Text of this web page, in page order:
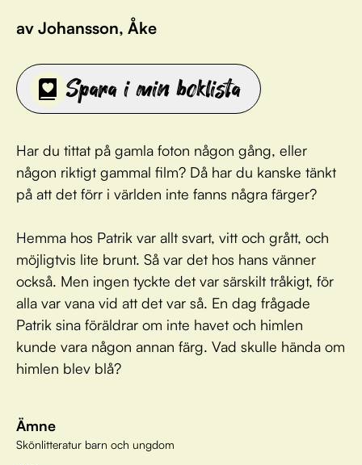
av Johansson, Åke
Spara i min boklista
Har du tittat på gamla foton någon gång, eller
någon riktigt gammal film? Då har du kanske tänkt
på att det förr i världen inte fanns några färger?
Hemma hos Patrik var allt svart, vitt och grått, och
möjligtvis lite brunt. Så var det hos hans vänner
också. Men ingen tyckte det var särskilt tråkigt, för
alla var vana vid att det var så. En dag frågade
Patrik sina föräldrar om inte havet och himlen
kunde vara någon annan färg. Vad skulle hända om
himlen blev blå?
Ämne
Skönlitteratur barn och ungdom